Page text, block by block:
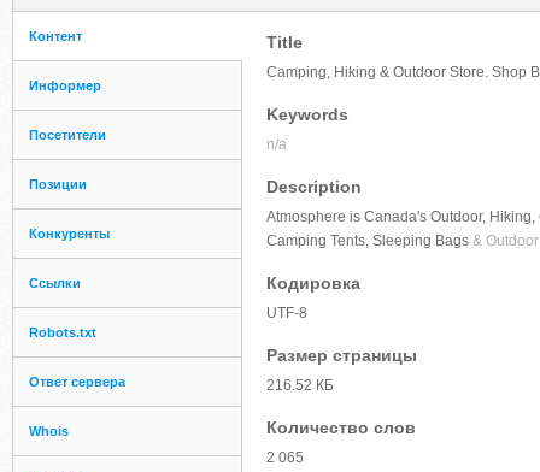
Контент
Информер
Посетители
Позиции
Конкуренты
Ссылки
Robots.txt
Ответ сервера
Whois
Title
Camping, Hiking & Outdoor Store. Shop
Keywords
n/a
Description
Atmosphere is Canada's Outdoor,
Camping Tents, Sleeping Bags &
Кодировка
UTF-8
Размер страницы
216.52 КБ
Количество слов
2 065